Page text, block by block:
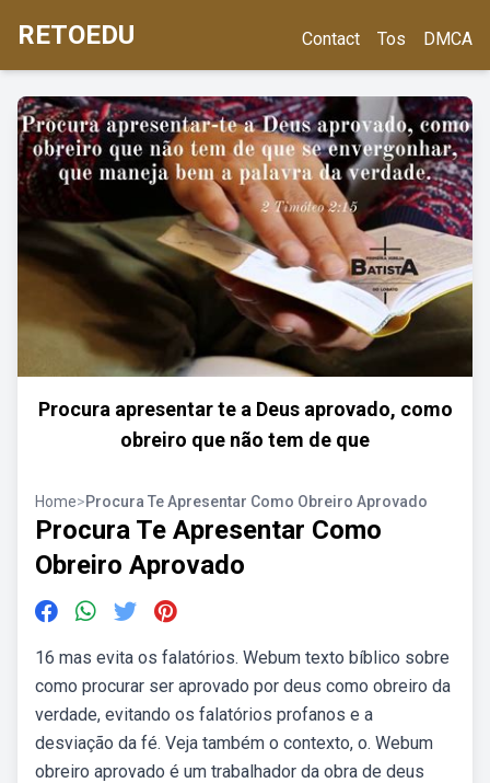
RETOEDU Contact Tos DMCA
Procura apresentar te a Deus aprovado, como
obreiro que não tem de que
Home>Procura Te Apresentar Como Obreiro Aprovado
Procura Te Apresentar Como
Obreiro Aprovado
16 mas evita os falatórios. Webum texto bíblico sobre
como procurar ser aprovado por deus como obreiro da
verdade, evitando os falatórios profanos e a
desviação da fé. Veja também o contexto, o. Webum
obreiro aprovado é um trabalhador da obra de deus